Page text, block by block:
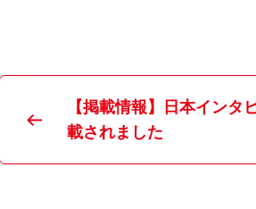
【掲載情報】日本インタ
載されました